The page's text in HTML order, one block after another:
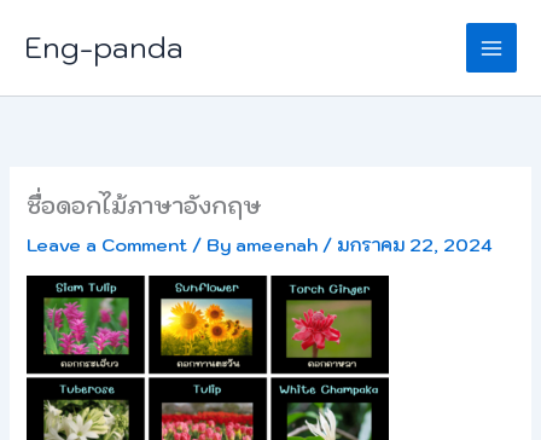
content
Eng-panda
ชื่อดอกไม้ภาษาอังกฤษ
Leave a Comment / By ameenah/ มกราคม 22, 2024